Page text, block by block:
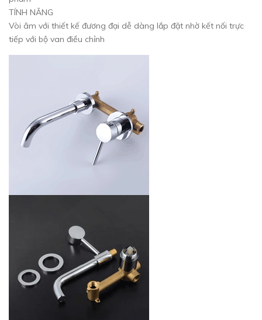
TÍNH NĂNG
Vòi âm với thiết kế đương đại dễ dàng lắp đặt nhờ kết nối trực
tiếp với bộ van điều chỉnh